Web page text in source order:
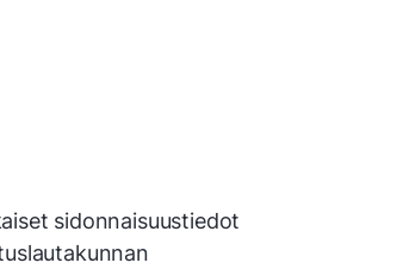
sidonnaisuustiedot